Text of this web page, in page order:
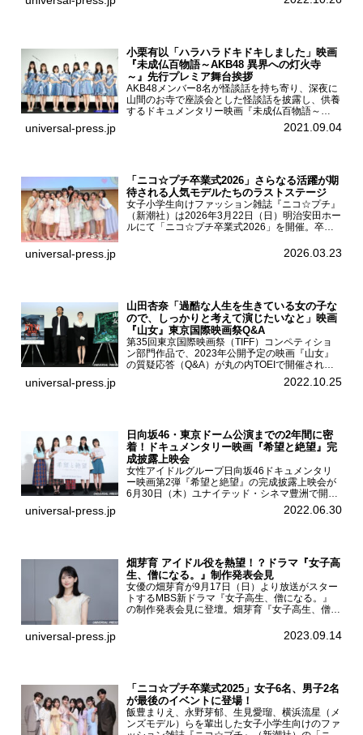
小栗有以「ハラハラドキドキしました」映画
『未成仏百物語～AKB48 異界への灯火寺
～』先行プレミア舞台挨拶
AKB48メンバー8名が怪談話を持ち寄り、深夜に
山間のお寺で座談会とした怪談話を披露し、供養
するドキュメンタリー映画『未成仏百物語～
AKB48異界への灯火寺～』の先行プレミア舞台
挨拶が東京・ユナイテッド・シネマ豊洲で開催さ
universal-press.jp 2021.09.04
「ニコ☆プチ卒業式2026」さらなる活躍が期
待される人気モデルたちのラストステージ
女子小学生向けファッション雑誌『ニコ☆プチ』
（新潮社）は2026年3月22日（日）明治安田ホー
ルにて「ニコ☆プチ卒業式2026」を開催。卒業
ん、末永ひなた、高梨琴乃、土井ありさ、藤田蒼
universal-press.jp 2026.03.23
山田杏奈「過酷な人生を生きている女の子な
ので、しっかりと考えて演じたいなと」映画
『山女』東京国際映画祭Q&A
第35回東京国際映画祭（TIFF）コンペティショ
ン部門作品で、2023年公開予定の映画『山女』
の質疑応答（Q&A）が丸の内TOEIで開催され、
主演を務めた女優の山田杏奈、監督の福永壮志が
登壇。本作について語った。映画『山女』第35
universal-press.jp 2022.10.25
日向坂46・東京ドーム公演までの2年間に密
着！ドキュメンタリー映画『希望と絶望』完
成披露上映会
女性アイドルグループ日向坂46ドキュメンタリ
ー映画第2弾『希望と絶望』の完成披露上映会が
6月30日（木）ユナイテッド・シネマ豊洲で開催
され、日向坂46メンバーの加藤史帆、齊藤京
子、佐々木久美、富田鈴花、松田好花の5人が登
universal-press.jp 2022.06.30
畑芽育 アイドル役を熱望！？ドラマ『女子高
生、僧になる。』制作発表会見
女優の畑芽育が9月17日（日）より放送がスター
トするMBS新ドラマ『女子高生、僧になる。』
の制作発表会見に登壇。畑芽育『女子高生、僧に
ーについて「下白石麦は頭にビックリマークと、
universal-press.jp 2023.09.14
「ニコ☆プチ卒業式2025」女子6名、男子2名
が最後のイベントに登場！
飯豊まりえ、永野芽郁、生見愛瑠、横浜流星（メ
ンズモデル）らを輩出した女子小学生向けのファ